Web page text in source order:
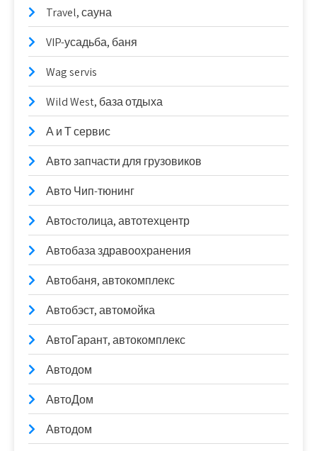
Travel, сауна
VIP-усадьба, баня
Wag servis
Wild West, база отдыха
А и Т сервис
Авто запчасти для грузовиков
Авто Чип-тюнинг
Автоcтолица, автотехцентр
Автобаза здравоохранения
Автобаня, автокомплекс
Автобэст, автомойка
АвтоГарант, автокомплекс
Автодом
АвтоДом
Автодом